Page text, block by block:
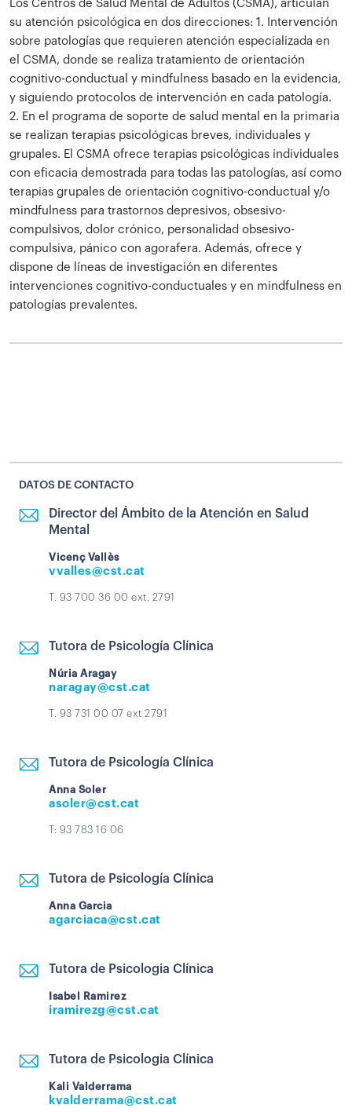
Los Centros de Salud Mental de Adultos (CSMA), articulan
su atención psicológica en dos direcciones: 1. Intervención
sobre patologías que requieren atención especializada en
el CSMA, donde se realiza tratamiento de orientación
cognitivo-conductual y mindfulness basado en la evidencia,
y siguiendo protocolos de intervención en cada patología.
2. En el programa de soporte de salud mental en la primaria
se realizan terapias psicológicas breves, individuales y
grupales. El CSMA ofrece terapias psicológicas individuales
con eficacia demostrada para todas las patologías, así como
terapias grupales de orientación cognitivo-conductual y/o
mindfulness para trastornos depresivos, obsesivo-
compulsivos, dolor crónico, personalidad obsesivo-
compulsiva, pánico con agorafera. Además, ofrece y
dispone de líneas de investigación en diferentes
intervenciones cognitivo-conductuales y en mindfulness en
patologías prevalentes.
DATOS DE CONTACTO
Director del Ámbito de la Atención en Salud
Mental
Vicenç Vallès
vvalles@cst.cat
T. 93 700 36 00 ext. 2791
Tutora de Psicología Clínica
Núria Aragay
naragay@cst.cat
T. 93 731 00 07 ext 2791
Tutora de Psicología Clínica
Anna Soler
asoler@cst.cat
T: 93 783 16 06
Tutora de Psicología Clínica
Anna Garcia
agarciaca@cst.cat
Tutora de Psicologia Clínica
Isabel Ramirez
iramirezg@cst.cat
Tutora de Psicologia Clínica
Kali Valderrama
kvalderrama@cst.cat